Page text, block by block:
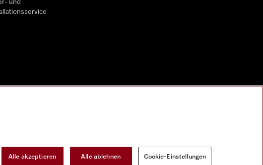
und
Alle akzeptieren Alle ablehnen Cookie-Einstellungen